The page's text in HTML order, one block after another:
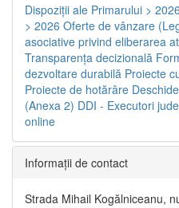
Dispoziţii ale Primarului > 2026
> 2026 Oferte de vânzare
asociative privind eliberarea
Transparenţa decizională
dezvoltare durabilă Proiecte
Proiecte de hotărâre
(Anexa 2) DDI - Executori
online
Informaţii de contact
Strada Mihail Kogălniceanu,